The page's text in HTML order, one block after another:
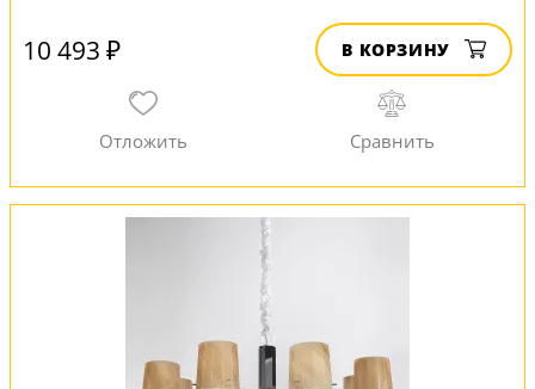
10 493 ₽ В КОРЗИНУ